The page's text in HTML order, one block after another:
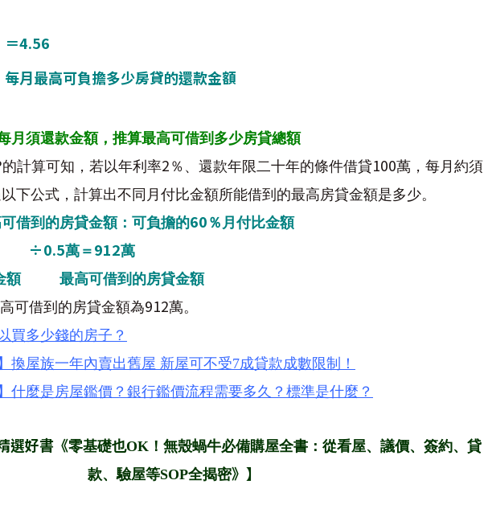
＝4.56
每月最高可負擔多少房貸的還款金額
月須還款金額，推算最高可借到多少房貸總額
的計算可知，若以年利率2 ％、還款年限二十年的條件借貸100萬，每月約須
下公式，計算出不同月付比金額所能借到的最高房貸金額是多少。
借到的房貸金額：可負擔的60 ％月付比金額
÷0.5萬＝ 912萬
額
最高可借到的房貸金額
可借到的房貸金額為912萬。
買多少錢的房子？
換屋族一年內賣出舊屋 新屋可不受7成貸款成數限制！
什麼是房屋鑑價？銀行鑑價流程需要多久？標準是什麼？
選好書《零基礎也OK！無殼蝸牛必備購屋全書：從看屋、議價、簽約、貸
款、驗屋等SOP全揭密》】